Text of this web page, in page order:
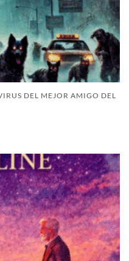
DEL MEJOR AMIGO DEL